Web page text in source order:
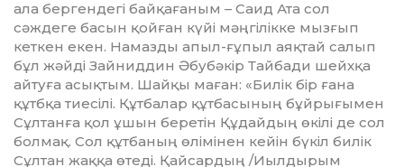
ала бергендегі байқағаным – Саид Ата сол
сәждеге басын қойған күйі мәңгілікке мызғып
кеткен екен. Намазды апыл-ғұпыл аяқтай салып
бұл жәйді Зайниддин Әбубәкір Тайбади шейхқа
айтуға асықтым. Шайқы маған: «Билік бір ғана
құтбқа тиесілі. Құтбалар құтбасының бұйрығымен
Сұлтанға қол ұшын беретін Құдайдың өкілі де сол
болмақ. Сол құтбаның өлімінен кейін бүкіл билік
Сұлтан жаққа өтеді. Қайсардың /Иылдырым